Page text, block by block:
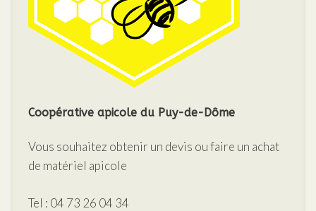
Coopérative apicole du Puy-de-Dôme
Vous souhaitez obtenir un devis ou faire un achat
de matériel apicole
Tel : 04 73 26 04 34